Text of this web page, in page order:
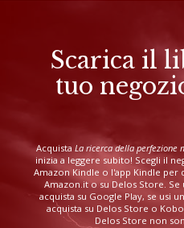
Scarica il
tuo
Acquista La ricerca della perfezione
inizia a leggere subito! Scegli il
Amazon Kindle o l'app Kindle per
Amazon.it o su Delos Store.
acquista su Google Play, se usi
acquista su Delos Store o
Delos Store non